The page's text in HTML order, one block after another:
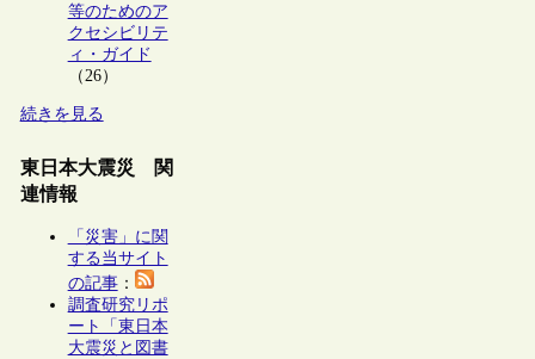
等のためのア
クセシビリテ
ィ・ガイド
（26）
続きを見る
東日本大震災 関
連情報
「災害」に関
する当サイト
の記事：
調査研究リポ
ート「東日本
大震災と図書